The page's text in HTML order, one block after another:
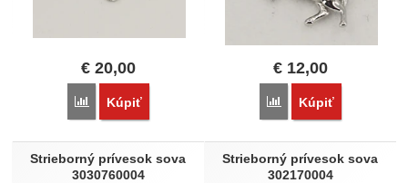
€ 20,00
Porovnať
Kúpiť
€12,00
Porovnať
Kúpiť
Strieborný prívesok sova
3030760004
Strieborný prívesok sova
302170004